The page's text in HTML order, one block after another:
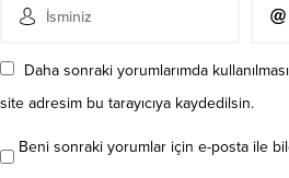
Daha sonraki yorumlarımda
site adresim bu tarayıcıya kaydedilsin.
Beni sonraki yorumlar için e-posta ile